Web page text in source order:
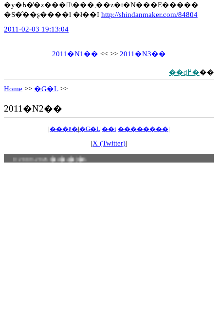
�y�ߕ��̔z���𔭕\���܂��z�t�N���E�����
�S�̂��ʂ����l �ł��I http://shindanmaker.com/84804
2011-02-03 19:13:04
2011�N1�� << >> 2011�N3��
��ɖ߂���
Home >> �G�L>>
2011�N2��
|���ē�|�G�L|��i|��������|
|X (Twitter)|
© 2009-2026 �z�q�[�b